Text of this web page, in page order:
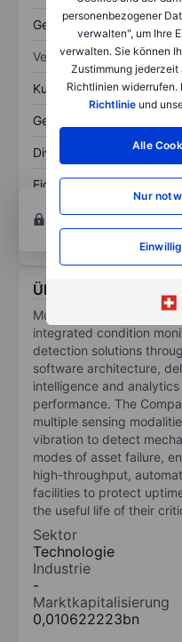
personenbezogener
verwalten", um Ihre
verwalten. Sie können
Zustimmung
Richtlinien widerrufen.
Richtlinieund
Alle
Nur
Gesamtschulden
Verhältnisse
Kurs/Umsatz
Gewinn je Aktie
Dividende je Aktie
Eigenkapitalrendite
Konto eröffnen
und Analyse-Tools zu
Über MultiSensor AI
MultiSensor AI Holdings
integrated condition
detection solutions
software architecture,
intelligence and
performance. The
multiple sensing
vibration to detect
modes of asset failure,
high-throughput,
facilities to protect
the useful life of their
Sektor
Technologie
Industrie
-
Marktkapitalisierung
0,010622223bn